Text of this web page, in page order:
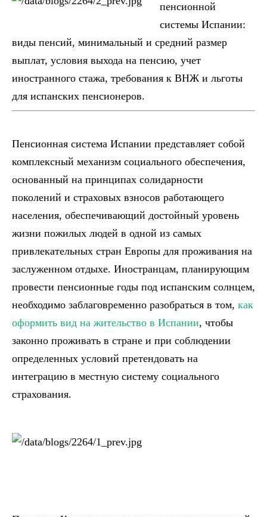
пенсионной
системы Испании:
виды пенсий, минимальный и средний размер
выплат, условия выхода на пенсию, учет
иностранного стажа, требования к ВНЖ и льготы
для испанских пенсионеров.
Пенсионная система Испании представляет собой
комплексный механизм социального обеспечения,
основанный на принципах солидарности
поколений и страховых взносов работающего
населения, обеспечивающий достойный уровень
жизни пожилых людей в одной из самых
привлекательных стран Европы для проживания на
заслуженном отдыхе. Иностранцам, планирующим
провести пенсионные годы под испанским солнцем,
необходимо заблаговременно разобраться в том, как
оформить вид на жительство в Испании, чтобы
законно проживать в стране и при соблюдении
определенных условий претендовать на
интеграцию в местную систему социального
страхования.